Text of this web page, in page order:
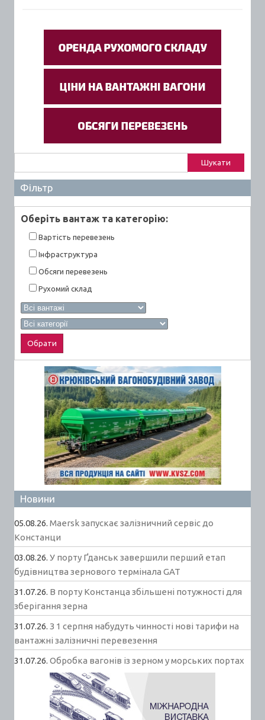
Фільтр
Оберiть вантаж та категорiю:
Вартiсть перевезень
Інфраструктура
Обсяги перевезень
Рухомий склад
Новини
05.08.26. Maersk запускає залізничний сервіс до
Констанци
03.08.26. У порту Ґданськ завершили перший етап
будівництва зернового термінала GAT
31.07.26. В порту Констанца збільшені потужності для
зберігання зерна
31.07.26. З 1 серпня набудуть чинності нові тарифи на
вантажні залізничні перевезення
31.07.26. Обробка вагонів із зерном у морських портах